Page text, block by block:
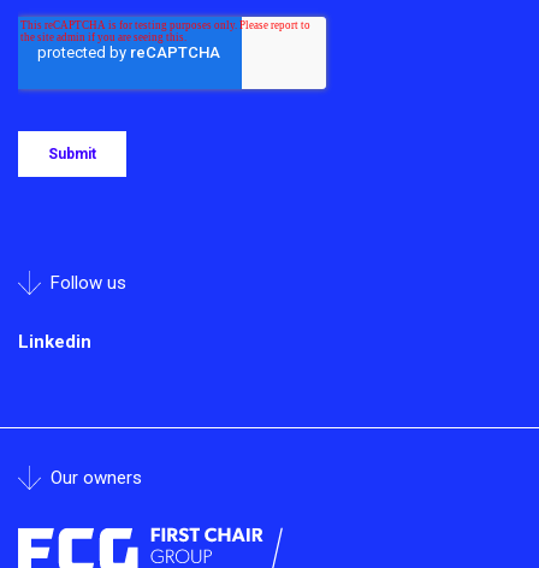
Follow us
Linkedin
Our owners